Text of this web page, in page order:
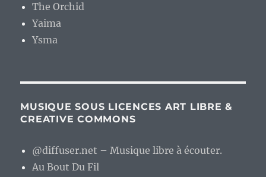
The Orchid
Yaima
Ysma
MUSIQUE SOUS LICENCES ART LIBRE &
CREATIVE COMMONS
@diffuser.net – Musique libre à écouter.
Au Bout Du Fil